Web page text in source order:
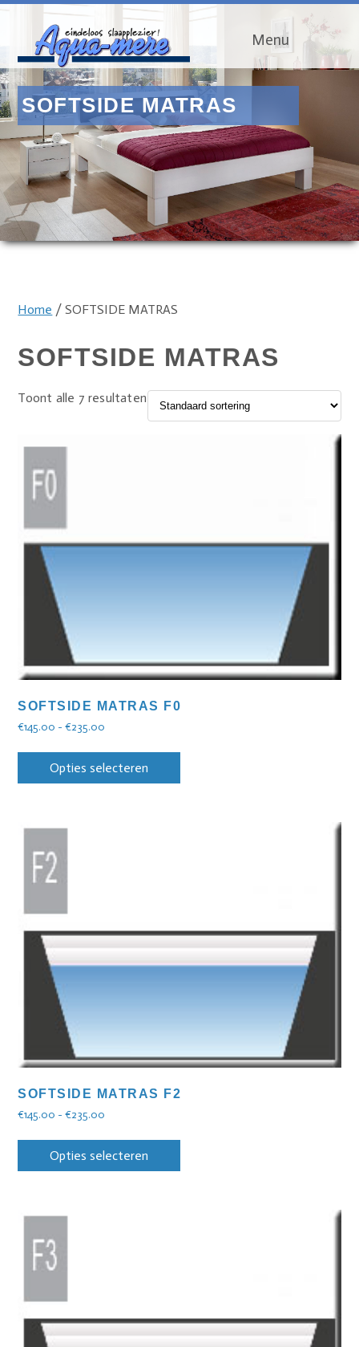
Menu
SOFTSIDE MATRAS
Home / SOFTSIDE MATRAS
SOFTSIDE MATRAS
Toont alle 7 resultaten
SOFTSIDE MATRAS F0
€145.00 - €235.00
Opties selecteren
SOFTSIDE MATRAS F2
€145.00 - €235.00
Opties selecteren